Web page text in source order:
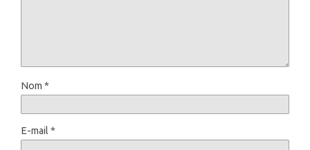
Nom *
E-mail *